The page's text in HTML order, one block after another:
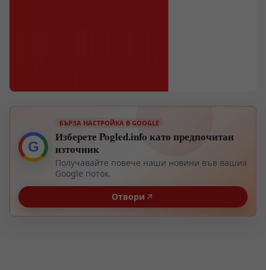
G
БЪРЗА НАСТРОЙКА В GOOGLE
Изберете Pogled.info като предпочитан
източник
Получавайте повече наши новини във вашия
Google поток.
Отвори